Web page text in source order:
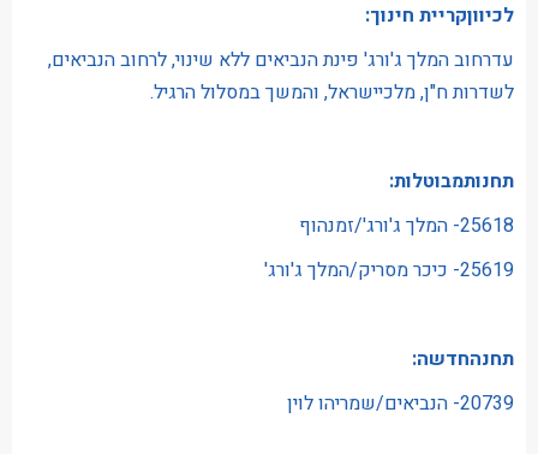
לכיווןקריית חינוך:
עדרחוב המלך ג'ורג' פינת הנביאים ללא שינוי, לרחוב הנביאים,
לשדרות ח"ן, מלכיישראל, והמשך במסלול הרגיל.
תחנותמבוטלות:
25618- המלך ג'ורג'/זמנהוף
25619- כיכר מסריק/המלך ג'ורג'
תחנהחדשה:
20739- הנביאים/שמריהו לוין